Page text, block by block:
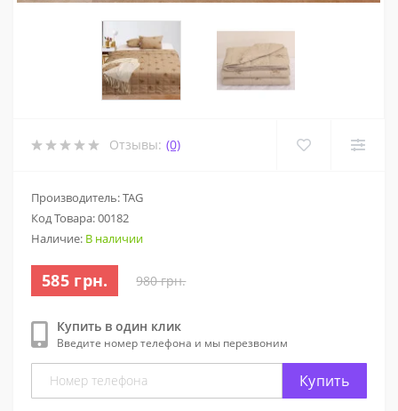
Отзывы: (0)
Производитель: TAG
Код Товара:00182
Наличие: В наличии
585 грн. 980 грн.
Купить в один клик
Введите номер телефона и мы перезвоним
Купить